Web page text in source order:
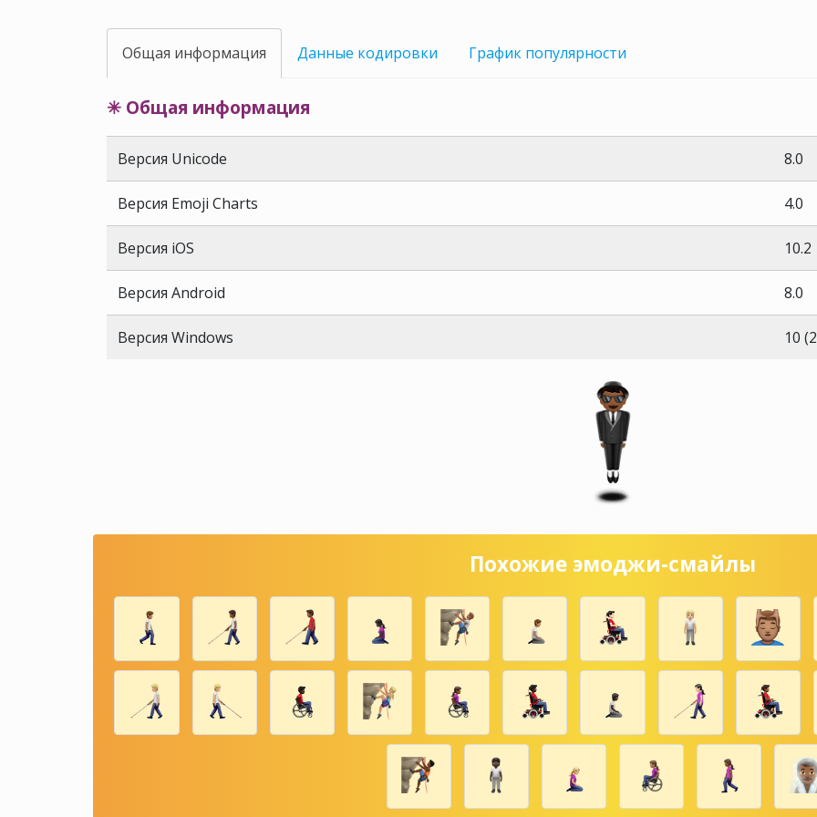
Общая информация Данные кодировки График популярности
✳ Общая информация
Версия Unicode 8.0
Версия Emoji Charts 4.0
Версия iOS 10.2
Версия Android 8.0
Версия Windows 10
Похожие эмоджи-смайлы